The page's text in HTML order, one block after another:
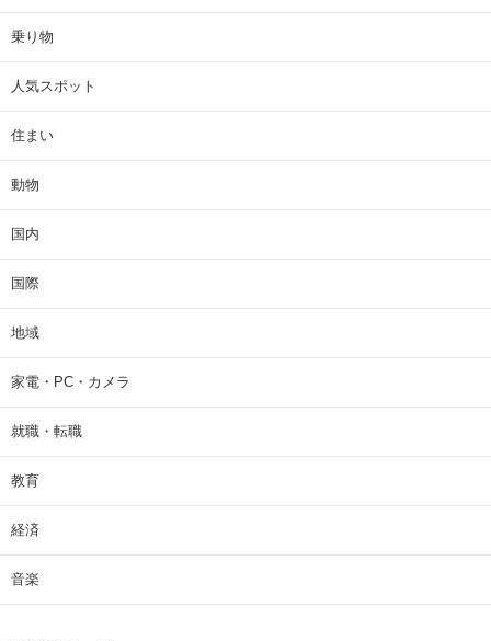
乗り物
人気スポット
住まい
動物
国内
国際
地域
家電・PC・カメラ
就職・転職
教育
経済
音楽